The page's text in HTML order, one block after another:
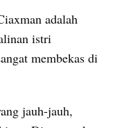
adalah
istri
membekas di
jauh-jauh,